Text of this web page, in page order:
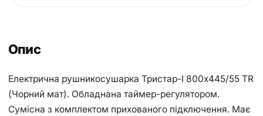
Опис
Електрична рушникосушарка Тристар-І 800х445/55 TR
(Чорний мат). Обладнана таймер-регулятором.
Сумісна з комплектом прихованого підключення. Має